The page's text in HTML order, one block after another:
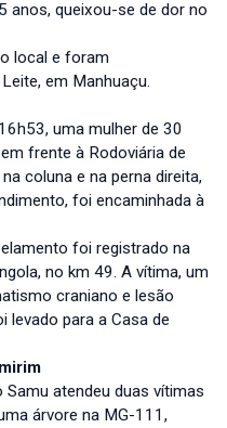
anos, queixou-se de dor no
local e foram
em Manhuaçu.
uma mulher de 30
frente à Rodoviária de
coluna e na perna direita,
foi encaminhada à
foi registrado na
no km 49. A vítima, um
craniano e lesão
para a Casa de
atendeu duas vítimas
árvore na MG-111,